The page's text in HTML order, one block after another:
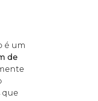
é um
de
que